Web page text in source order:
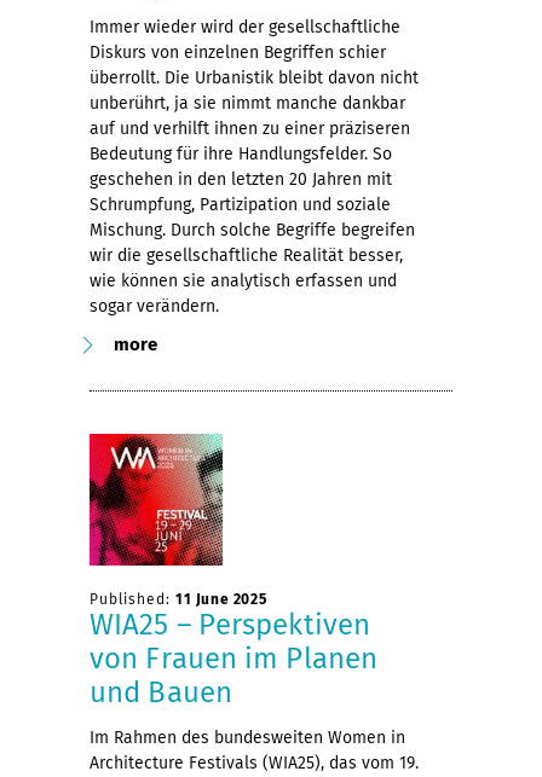
Immer wieder wird der gesellschaftliche
Diskurs von einzelnen Begriffen schier
überrollt. Die Urbanistik bleibt davon nicht
unberührt, ja sie nimmt manche dankbar
auf und verhilft ihnen zu einer präziseren
Bedeutung für ihre Handlungsfelder. So
geschehen in den letzten 20 Jahren mit
Schrumpfung, Partizipation und soziale
Mischung. Durch solche Begriffe begreifen
wir die gesellschaftliche Realität besser,
wie können sie analytisch erfassen und
sogar verändern.
more
Published: 11 June 2025
WIA25 – Perspektiven
von Frauen im Planen
und Bauen
Im Rahmen des bundesweiten Women in
Architecture Festivals (WIA25), das vom 19.